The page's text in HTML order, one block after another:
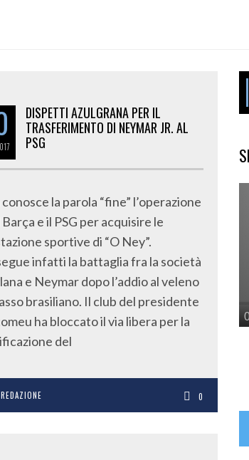
DISPETTI AZULGRANA PER IL
TRASFERIMENTO DI NEYMAR JR. AL
PSG
la parola “fine” l’operazione
e il PSG per acquisire le
sportive di “O Ney”.
infatti la battaglia fra la società
e Neymar dopo l’addio al veleno
brasiliano. Il club del presidente
ha bloccato il via libera per la
del
REDAZIONE 0